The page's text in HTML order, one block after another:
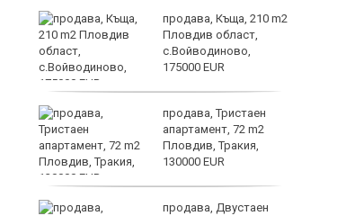
продава, Къща, 210 m2
Пловдив област,
с.Войводиново,
175000 EUR
продава, Тристаен
апартамент, 72 m2
Пловдив, Тракия,
130000 EUR
продава, Двустаен